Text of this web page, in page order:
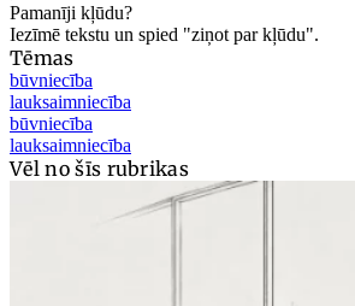
Pamanīji kļūdu?
Iezīmē tekstu un spied "ziņot par kļūdu".
Tēmas
būvniecība
lauksaimniecība
būvniecība
lauksaimniecība
Vēl no šīs rubrikas